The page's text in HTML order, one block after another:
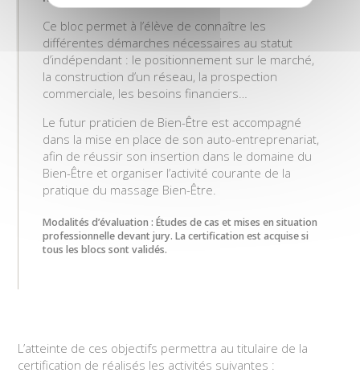
Ce bloc permet à l’élève de connaître les
différentes démarches nécessaires au statut
d’indépendant : le positionnement sur le marché,
la construction d’un réseau, la prospection
commerciale, les besoins financiers…
Le futur praticien de Bien-Être est accompagné
dans la mise en place de son auto-entreprenariat,
afin de réussir son insertion dans le domaine du
Bien-Être et organiser l’activité courante de la
pratique du massage Bien-Être.
Modalités d’évaluation : Études de cas et mises en situation
professionnelle devant jury. La certification est acquise si
tous les blocs sont validés.
L’atteinte de ces objectifs permettra au titulaire de la
certification de réalisés les activités suivantes :